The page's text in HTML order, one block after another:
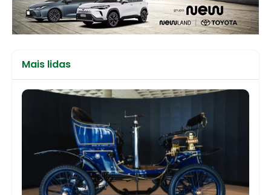
Mais lidas